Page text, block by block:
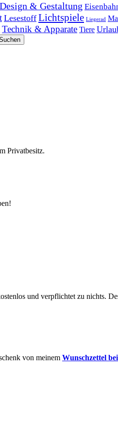
Design & Gestaltung
Lesestoff Lichtspiele Liegerad
Technik & Apparate Tiere
Privatbesitz.
und ver­pflich­tet zu nichts.
von meinem Wunschzettel